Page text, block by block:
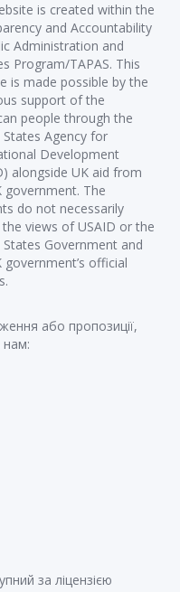
is created within the
and Accountability
Administration and
Program/TAPAS. This
is made possible by the
support of the
people through the
States Agency for
Development
alongside UK aid from
government. The
do not necessarily
views of USAID or the
Government and
government’s official
або пропозиції,
нам:
за ліцензією